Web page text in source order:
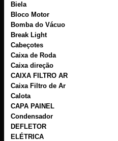
Biela
Bloco Motor
Bomba do Vácuo
Break Light
Cabeçotes
Caixa de Roda
Caixa direção
CAIXA FILTRO AR
Caixa Filtro de Ar
Calota
CAPA PAINEL
Condensador
DEFLETOR
ELÉTRICA